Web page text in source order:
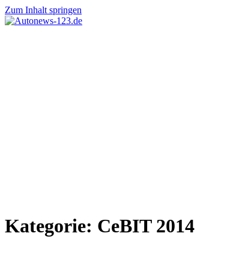
Zum Inhalt springen
Kategorie: CeBIT 2014